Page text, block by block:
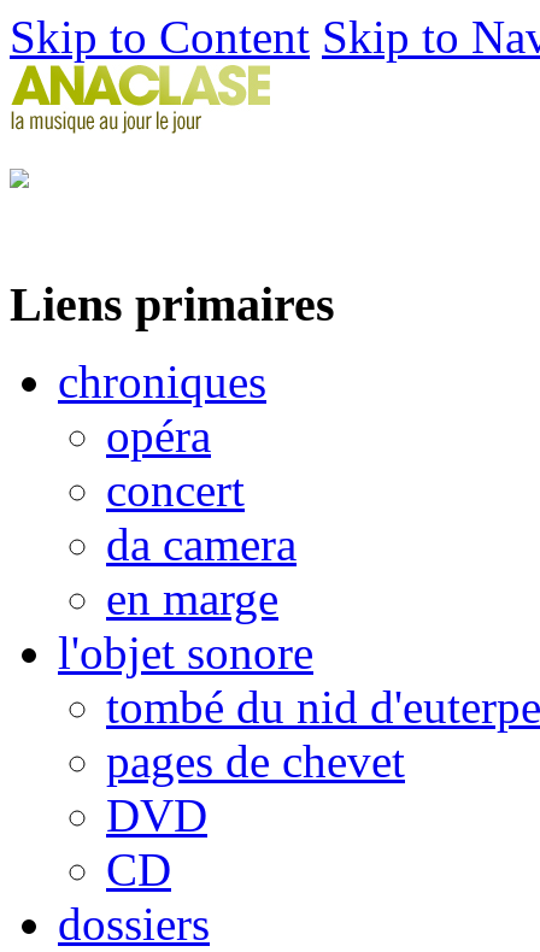
Skip to Content Skip to
Liens primaires
chroniques
opéra
concert
da camera
en marge
l'objet sonore
tombé du nid d'euterpe
pages de chevet
DVD
CD
dossiers